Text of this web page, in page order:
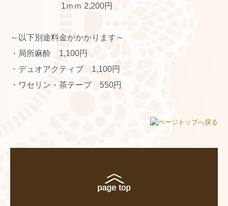
1ｍｍ 2,200円
～以下別途料金がかかります～
・局所麻酔 1,100円
・デュオアクティブ 1,100円
・ワセリン・茶テープ 550円